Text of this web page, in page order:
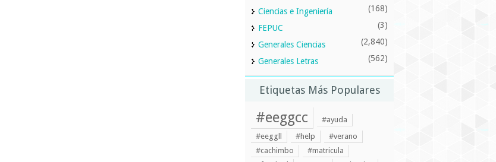
Ciencias e Ingeniería (168)
FEPUC (3)
Generales Ciencias (2,840)
Generales Letras (562)
Etiquetas Más Populares
#eeggcc
#ayuda
#eeggll
#help
#verano
#cachimbo
#matricula